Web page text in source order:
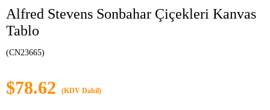
Alfred Stevens Sonbahar Çiçekleri Kanvas
Tablo
(CN23665)
$78.62 (KDV Dahil)